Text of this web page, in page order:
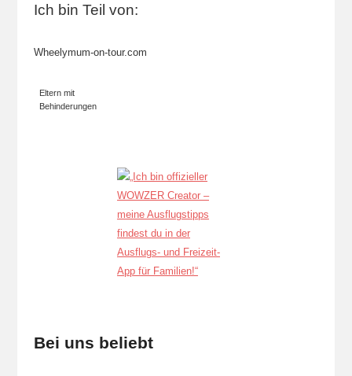
Ich bin Teil von:
Wheelymum-on-tour.com
Eltern mit
Behinderungen
Bei uns beliebt